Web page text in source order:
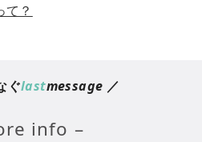
？
ぐlastmessage ／
info –